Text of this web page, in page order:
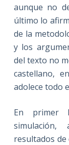
aunque no
último lo
de la
y los
del texto no
castellano,
adolece todo
En primer
resultados